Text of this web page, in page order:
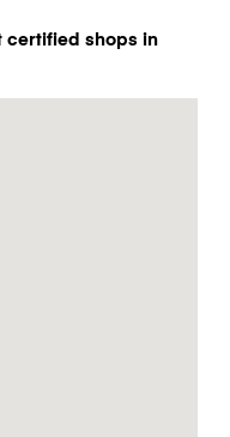
certified shops in